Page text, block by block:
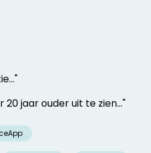
jaar ouder uit te zien..."